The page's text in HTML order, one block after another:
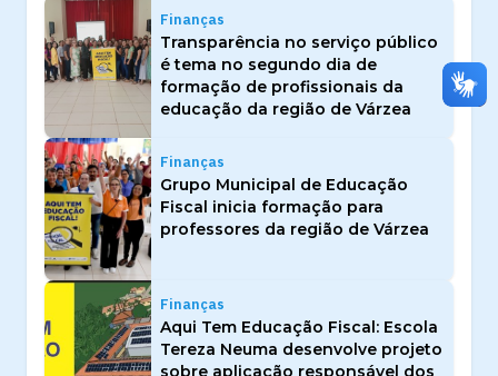
Finanças
Transparência no serviço público
é tema no segundo dia de
formação de profissionais da
educação da região de Várzea
Finanças
Grupo Municipal de Educação
Fiscal inicia formação para
professores da região de Várzea
Finanças
Aqui Tem Educação Fiscal: Escola
Tereza Neuma desenvolve projeto
sobre aplicação responsável dos